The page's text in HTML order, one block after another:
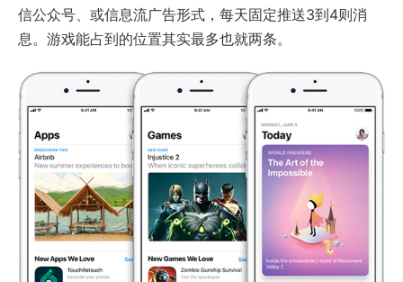
信公众号、或信息流广告形式，每天固定推送3到4则消
息。游戏能占到的位置其实最多也就两条。